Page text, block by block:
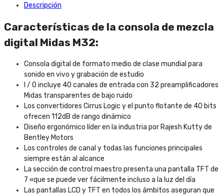
Descripción
Características de la consola de mezcla
digital Midas M32:
Consola digital de formato medio de clase mundial para
sonido en vivo y grabación de estudio
I / O incluye 40 canales de entrada con 32 preamplificadores
Midas transparentes de bajo ruido
Los convertidores Cirrus Logic y el punto flotante de 40 bits
ofrecen 112dB de rango dinámico
Diseño ergonómico líder en la industria por Rajesh Kutty de
Bentley Motors
Los controles de canal y todas las funciones principales
siempre están al alcance
La sección de control maestro presenta una pantalla TFT de
7 «que se puede ver fácilmente incluso a la luz del día
Las pantallas LCD y TFT en todos los ámbitos aseguran que